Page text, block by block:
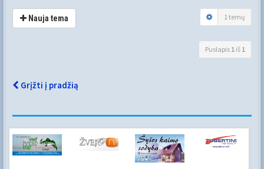
Nauja tema 1 temų
Puslapis 1 iš 1
Grįžti į pradžią